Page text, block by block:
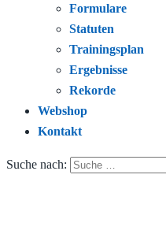
Formulare
Statuten
Trainingsplan
Ergebnisse
Rekorde
Webshop
Kontakt
Suche nach: